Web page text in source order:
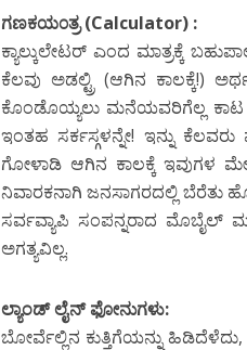
ಗಣಕಯ೦ತ್ರ (Calculator) :
ಕ್ಯಾಲ್ಕುಲೇಟರ್ ಎಂದ ಮಾತ್ರಕ್ಕೆ
ಕೆಲವು ಅಡಲ್ಟ್ರಿ (ಆಗಿನ ಕಾಲಕ್ಕೆ!)
ಕೊಂಡೊಯ್ಯಲು ಮನೆಯವರಿಗೆಲ್ಲ ಕಾಟ
ಇಂತಹ ಸರ್ಕಸ್ಗಳನ್ನೇ! ಇನ್ನು
ಗೋಳಾಡಿ ಆಗಿನ ಕಾಲಕ್ಕೆ ಇವುಗಳ
ನಿವಾರಕನಾಗಿ ಜನಸಾಗರದಲ್ಲಿ ಬೆರೆತು
ಸರ್ವವ್ಯಾಪಿ ಸಂಪನ್ನರಾದ ಮೊಬೈಲ್
ಅಗತ್ಯವಿಲ್ಲ.
ಲ್ಯಾಂಡ್ ಲೈನ್ ಫೋನುಗಳು:
ಬೋರ್ವೆಲ್ಲಿನ ಕುತ್ತಿಗೆಯನ್ನು ಹಿಡಿದೆಳೆದು,